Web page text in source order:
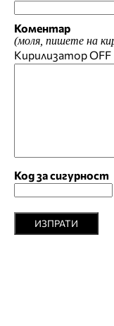
Коментар
(моля, пишете на
КирилизаторOFF
Код за сигурност
ИЗПРАТИ